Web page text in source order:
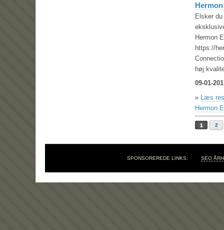
Elsker
Hermon
https://
høj
09-01-
» Læs
Hermon
1 2
SPONSOREREDE LINKS: SEO